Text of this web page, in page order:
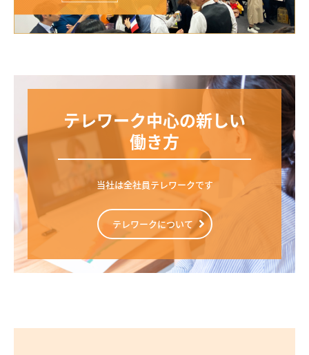
アイ・モバイル ボイス
研修制度
テレワーク中心の新しい
働き方
当社は全社員テレワークです
テレワークについて